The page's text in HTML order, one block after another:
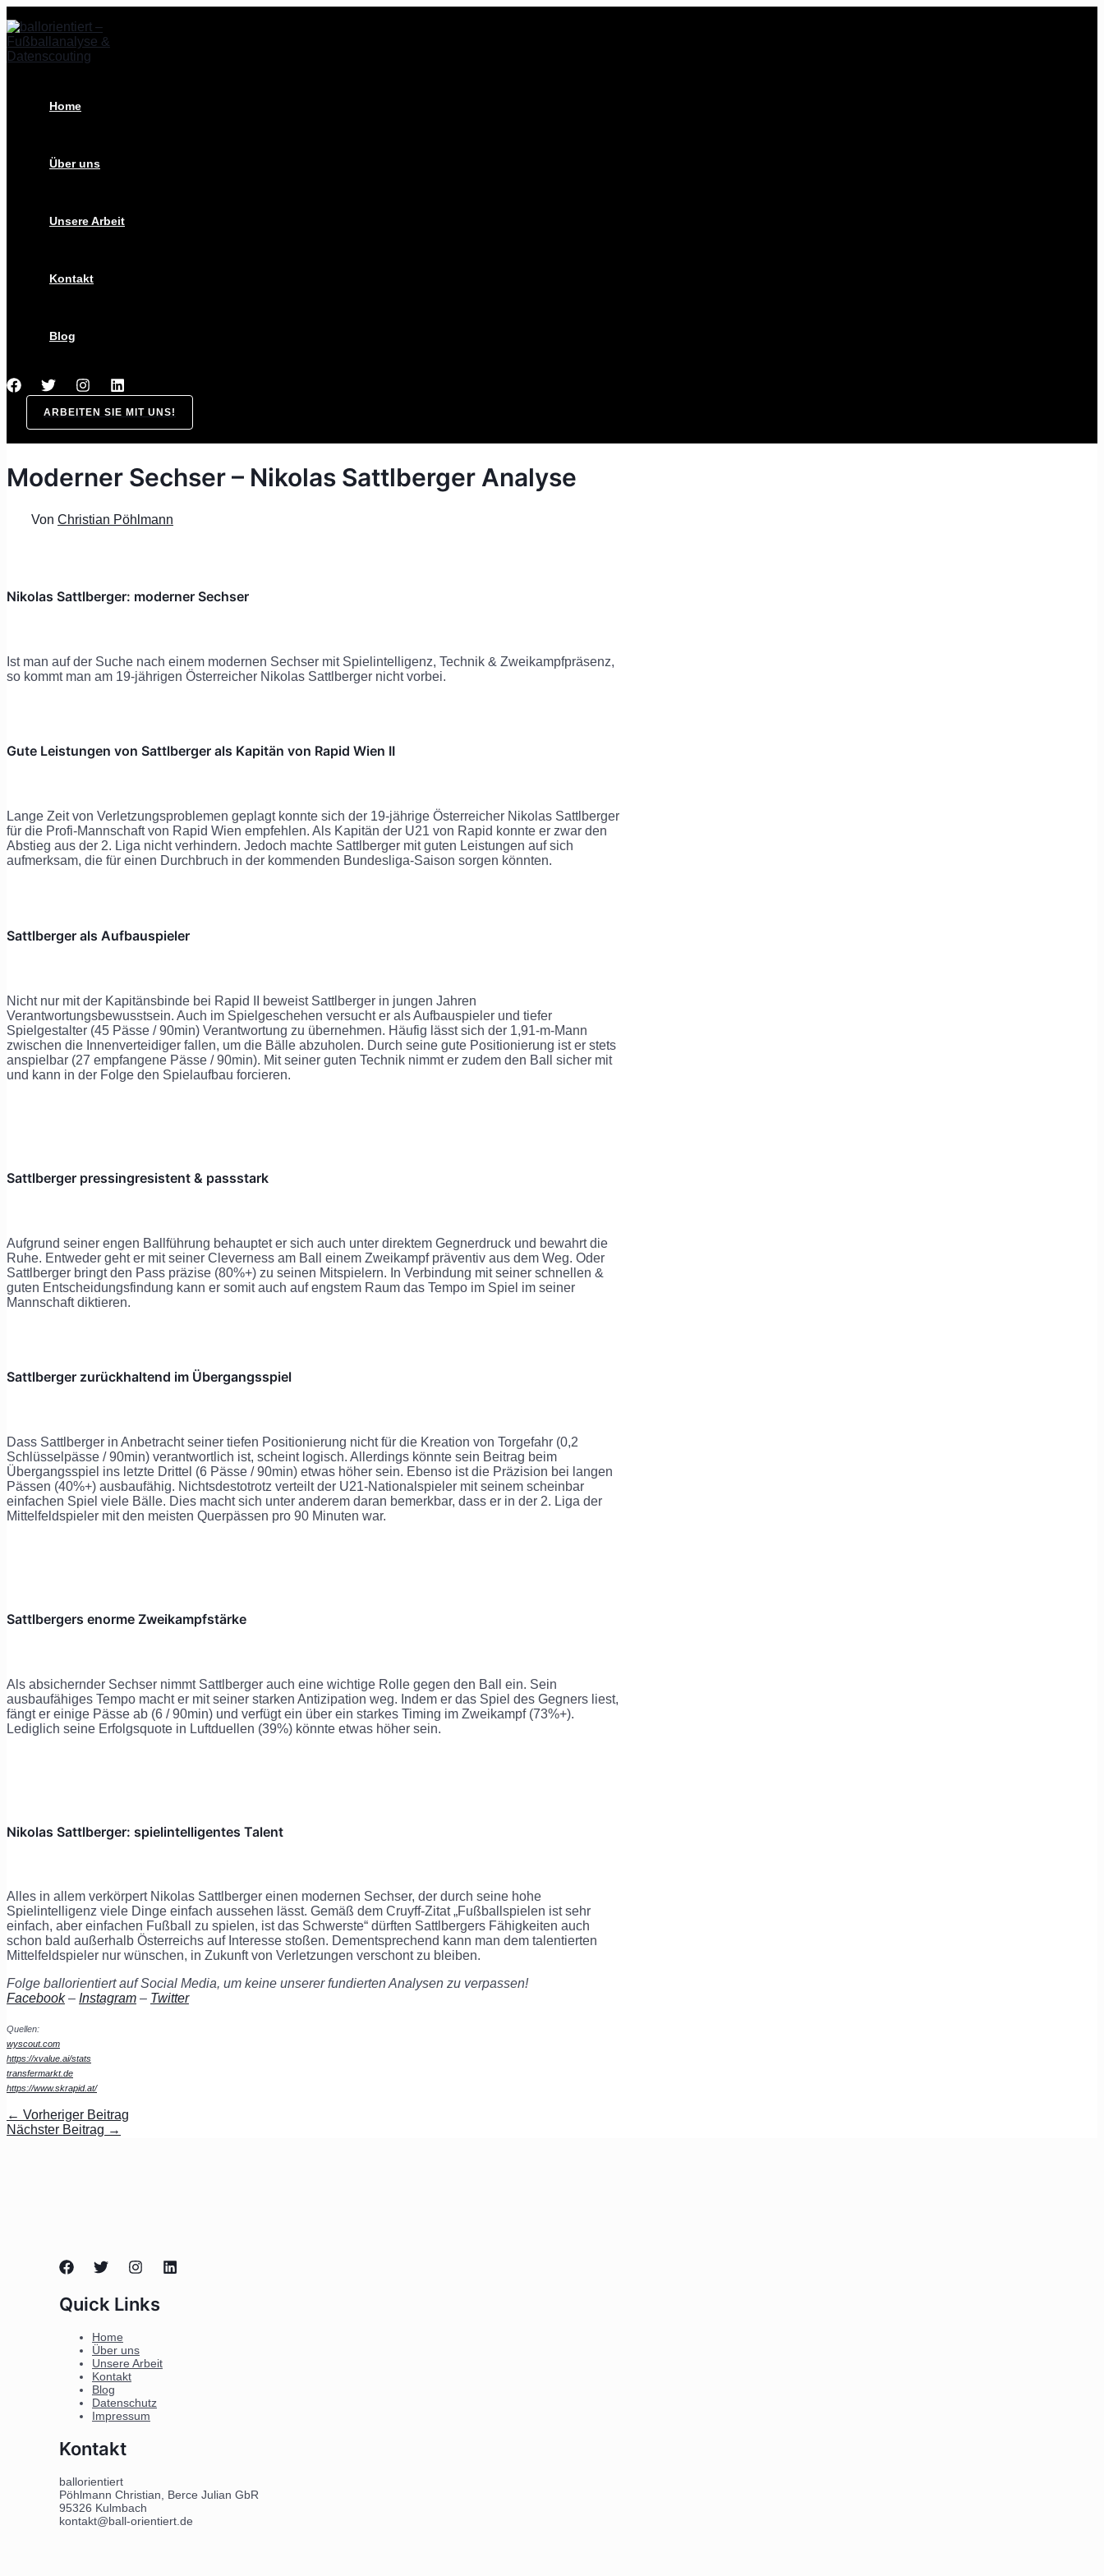
Zum
Inhalt
springen
Home
Über uns
Unsere Arbeit
Kontakt
Blog
ARBEITEN SIE MIT UNS!
Moderner Sechser – Nikolas Sattlberger Analyse
Von Christian Pöhlmann
Nikolas Sattlberger: moderner Sechser
Ist man auf der Suche nach einem modernen Sechser mit Spielintelligenz, Technik & Zweikampfpräsenz,
so kommt man am 19-jährigen Österreicher Nikolas Sattlberger nicht vorbei.
Gute Leistungen von Sattlberger als Kapitän von Rapid Wien II
Lange Zeit von Verletzungsproblemen geplagt konnte sich der 19-jährige Österreicher Nikolas Sattlberger
für die Profi-Mannschaft von Rapid Wien empfehlen. Als Kapitän der U21 von Rapid konnte er zwar den
Abstieg aus der 2. Liga nicht verhindern. Jedoch machte Sattlberger mit guten Leistungen auf sich
aufmerksam, die für einen Durchbruch in der kommenden Bundesliga-Saison sorgen könnten.
Sattlberger als Aufbauspieler
Nicht nur mit der Kapitänsbinde bei Rapid II beweist Sattlberger in jungen Jahren
Verantwortungsbewusstsein. Auch im Spielgeschehen versucht er als Aufbauspieler und tiefer
Spielgestalter (45 Pässe / 90min) Verantwortung zu übernehmen. Häufig lässt sich der 1,91-m-Mann
zwischen die Innenverteidiger fallen, um die Bälle abzuholen. Durch seine gute Positionierung ist er stets
anspielbar (27 empfangene Pässe / 90min). Mit seiner guten Technik nimmt er zudem den Ball sicher mit
und kann in der Folge den Spielaufbau forcieren.
Sattlberger pressingresistent & passstark
Aufgrund seiner engen Ballführung behauptet er sich auch unter direktem Gegnerdruck und bewahrt die
Ruhe. Entweder geht er mit seiner Cleverness am Ball einem Zweikampf präventiv aus dem Weg. Oder
Sattlberger bringt den Pass präzise (80%+) zu seinen Mitspielern. In Verbindung mit seiner schnellen &
guten Entscheidungsfindung kann er somit auch auf engstem Raum das Tempo im Spiel im seiner
Mannschaft diktieren.
Sattlberger zurückhaltend im Übergangsspiel
Dass Sattlberger in Anbetracht seiner tiefen Positionierung nicht für die Kreation von Torgefahr (0,2
Schlüsselpässe / 90min) verantwortlich ist, scheint logisch. Allerdings könnte sein Beitrag beim
Übergangsspiel ins letzte Drittel (6 Pässe / 90min) etwas höher sein. Ebenso ist die Präzision bei langen
Pässen (40%+) ausbaufähig. Nichtsdestotrotz verteilt der U21-Nationalspieler mit seinem scheinbar
einfachen Spiel viele Bälle. Dies macht sich unter anderem daran bemerkbar, dass er in der 2. Liga der
Mittelfeldspieler mit den meisten Querpässen pro 90 Minuten war.
Sattlbergers enorme Zweikampfstärke
Als absichernder Sechser nimmt Sattlberger auch eine wichtige Rolle gegen den Ball ein. Sein
ausbaufähiges Tempo macht er mit seiner starken Antizipation weg. Indem er das Spiel des Gegners liest,
fängt er einige Pässe ab (6 / 90min) und verfügt ein über ein starkes Timing im Zweikampf (73%+).
Lediglich seine Erfolgsquote in Luftduellen (39%) könnte etwas höher sein.
Nikolas Sattlberger: spielintelligentes Talent
Alles in allem verkörpert Nikolas Sattlberger einen modernen Sechser, der durch seine hohe
Spielintelligenz viele Dinge einfach aussehen lässt. Gemäß dem Cruyff-Zitat „Fußballspielen ist sehr
einfach, aber einfachen Fußball zu spielen, ist das Schwerste“ dürften Sattlbergers Fähigkeiten auch
schon bald außerhalb Österreichs auf Interesse stoßen. Dementsprechend kann man dem talentierten
Mittelfeldspieler nur wünschen, in Zukunft von Verletzungen verschont zu bleiben.
Folge ballorientiert auf Social Media, um keine unserer fundierten Analysen zu verpassen!
Facebook– Instagram – Twitter
Quellen:
wyscout.com
https://xvalue.ai/stats
transfermarkt.de
https://www.skrapid.at/
Post
navigation
← Vorheriger Beitrag
Nächster Beitrag →
Quick Links
Home
Über uns
Unsere Arbeit
Kontakt
Blog
Datenschutz
Impressum
Kontakt
ballorientiert
Pöhlmann Christian, Berce Julian GbR
95326 Kulmbach
kontakt@ball-orientiert.de